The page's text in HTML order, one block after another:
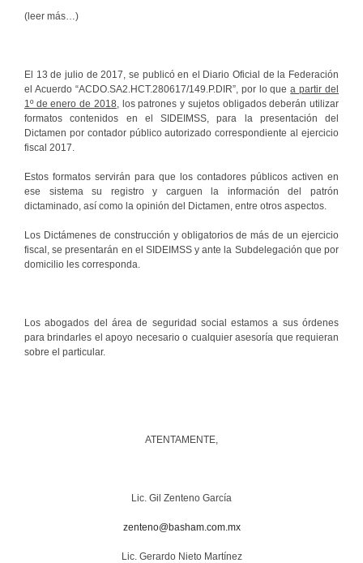
(leer más…)
El 13 de julio de 2017, se publicó en el Diario Oficial de la Federación
el Acuerdo “ACDO.SA2.HCT.280617/149.P.DIR”, por lo quea partir del
1º de enero de 2018 , los patrones y sujetos obligados deberán utilizar
formatos contenidos en el SIDEIMSS, para la presentación del
Dictamen por contador público autorizado correspondiente al ejercicio
fiscal 2017.
Estos formatos servirán para que los contadores públicos activen en
ese sistema su registro y carguen la información del patrón
dictaminado, así como la opinión del Dictamen, entre otros aspectos.
Los Dictámenes de construcción y obligatorios de más de un ejercicio
fiscal, se presentarán en el SIDEIMSS y ante la Subdelegación que por
domicilio les corresponda.
Los abogados del área de seguridad social estamos a sus órdenes
para brindarles el apoyo necesario o cualquier asesoría que requieran
sobre el particular.
ATENTAMENTE,
Lic. Gil Zenteno García
zenteno@basham.com.mx
Lic. Gerardo Nieto Martínez